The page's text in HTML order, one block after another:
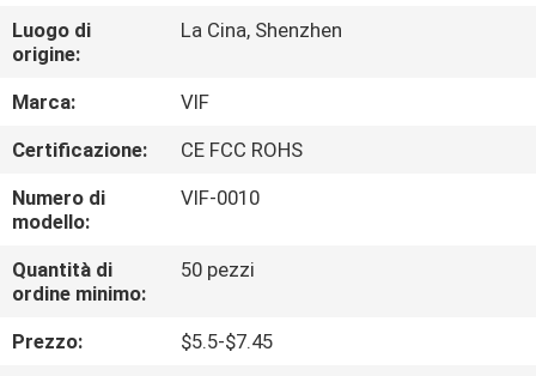
NOI
GIRO
DELLA
FABBRICA
CONTROLLO
DI
QUALITÀ
Luogo di
origine:
La Cina, Shenzhen
Marca:
VIF
Certificazione:
CE FCC ROHS
Numero di
modello:
VIF-0010
Quantità di
ordine minimo:
50 pezzi
Prezzo:
$5.5-$7.45